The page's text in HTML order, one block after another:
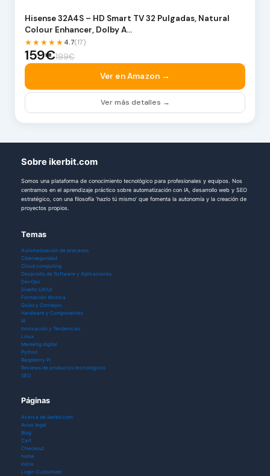
Hisense 32A4S – HD Smart TV 32 Pulgadas, Natural
Colour Enhancer, Dolby A…
★★★★★ 4.7(17)
159€199€
Ver en Amazon →
Ver más detalles →
Sobre ikerbit.com
Somos una plataforma de conocimiento tecnológico para profesionales y equipos. Nos
centramos en el aprendizaje práctico sobre automatización con IA, desarrollo web y SEO
estratégico, con una filosofía 'hazlo tú mismo' que fomenta la autonomía y la creación de
proyectos propios.
Temas
Automatización de procesos
Ciberseguridad
Cloud computing
Desarrollo de Software y Aplicaciones
DevOps
Diseño UX/UI
Formación técnica
Guías y Consejos
Hardware y Componentes
IA
Innovación y Tendencias
Linux
Marketig digital
Python
Raspberry Pi
Reviews de productos tecnológicos
SEO
Páginas
Acerca de ikerbit.com
Aviso legal
Blog
Cart
Checkout
home
Inicio
Login Customizer